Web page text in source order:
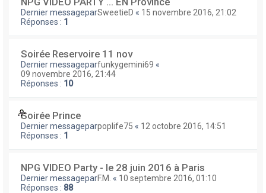
Dernier messageparSweetieD « 15 novembre 2016, 21:02
Réponses : 1
Soirée Reservoire 11 nov
Dernier messageparfunkygemini69 «
09 novembre 2016, 21:44
Réponses : 10
Soirée Prince
Dernier messageparpoplife75 « 12 octobre 2016, 14:51
Réponses : 1
NPG VIDEO Party - le 28 juin 2016 à Paris
Dernier messageparF.M. « 10 septembre 2016, 01:10
Réponses : 88